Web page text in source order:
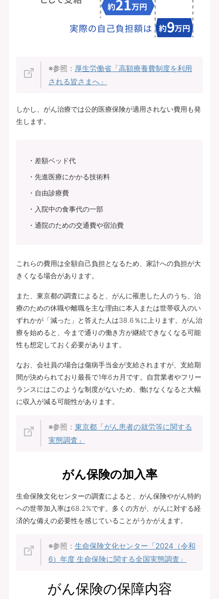
※参照： 厚生労働省「高額療養費制度を利用
される皆さまへ」
しかし、がん治療では公的医療保険が適用されない費用も発
生します。
差額ベッド代
先進医療にかかる技術料
自由診療費
入院中の食事代の一部
通院のための交通費や宿泊費
これらの費用は全額自己負担となるため、家計への負担が大
きくなる場合があります。
また、東京都の調査によると、がんに罹患した人のうち、治
療のための休職や離職を主な理由に本人または世帯収入のい
ずれかが「減った」と答えた人は38.6％に上ります。がん治
療を始めると、今まで通りの働き方が継続できなくなる可能
性も想定しておく必要があります。
なお、会社員の場合は傷病手当金が支給されますが、支給期
間が決められており最長で1年6カ月です。自営業者やフリー
ランスにはこのような制度がないため、働けなくなると大幅
に収入が減る可能性があります。
※参照： 東京都「がん患者の就労等に関する
実態調査」
がん保険の加入率
生命保険文化センターの調査によると、がん保険やがん特約
への世帯加入率は68.2%です。多くの方が、がんに対する経
済的な備えの必要性を感じていることがうかがえます。
※参照： 生命保険文化センター「2024（令和
6）年度 生命保険に関する全国実態調査」
がん保険の保障内容